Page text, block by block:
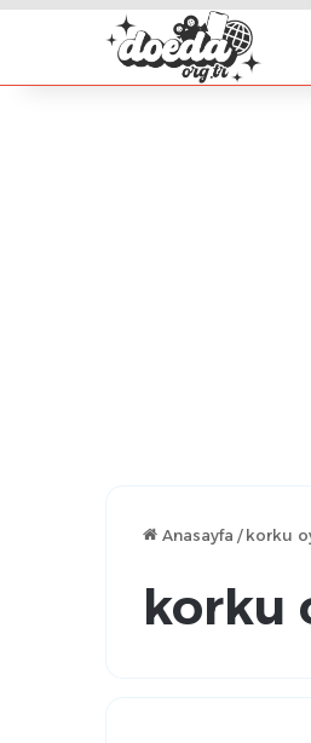
Anasayfa / korku
korku